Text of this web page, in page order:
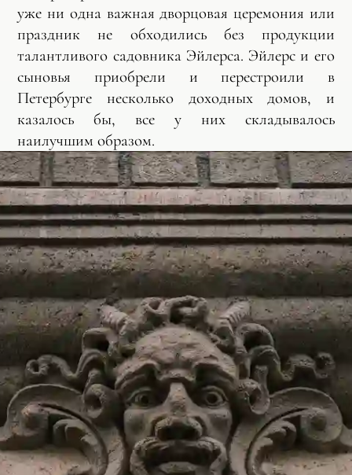
уже ни одна важная дворцовая церемония или
праздник не обходились без продукции
талантливого садовника Эйлерса. Эйлерс и его
сыновья приобрели и перестроили в
Петербурге несколько доходных домов, и
казалось бы, все у них складывалось
наилучшим образом.